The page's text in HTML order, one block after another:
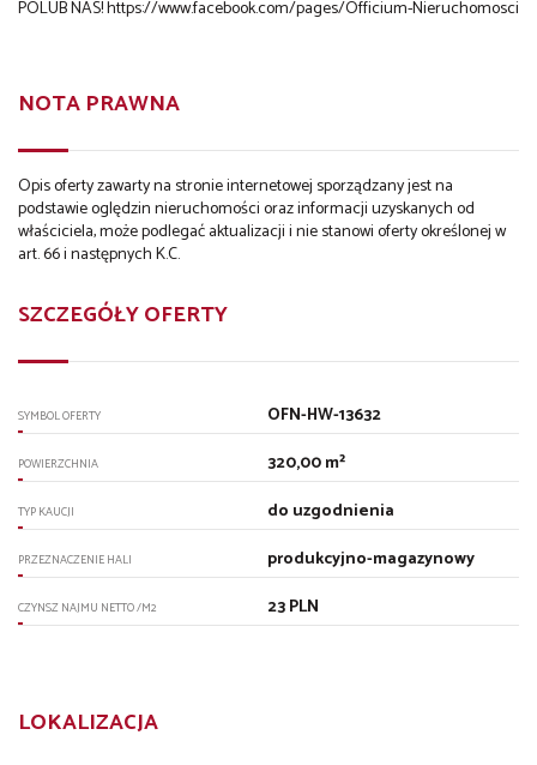
POLUB NAS!https://www.facebook.com/pages/Officium-Nieruchomosci
NOTA PRAWNA
Opis oferty zawarty na stronie internetowej sporządzany jest na
podstawie oględzin nieruchomości oraz informacji uzyskanych od
właściciela, może podlegać aktualizacji i nie stanowi oferty określonej w
art. 66 i następnych K.C.
SZCZEGÓŁY OFERTY
SYMBOL OFERTY OFN-HW-13632
POWIERZCHNIA 320,00 m²
TYP KAUCJI do uzgodnienia
PRZEZNACZENIE HALI produkcyjno-magazynowy
CZYNSZ NAJMU NETTO /M2 23 PLN
LOKALIZACJA